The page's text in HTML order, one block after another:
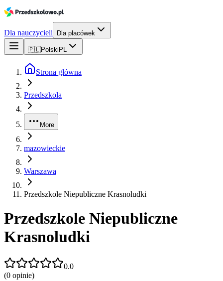
Dla nauczycieli Dla placówek
🇵🇱Polski PL
Strona główna
Przedszkola
More
mazowieckie
Warszawa
Przedszkole Niepubliczne Krasnoludki
Przedszkole Niepubliczne
Krasnoludki
0.0
(0 opinie)